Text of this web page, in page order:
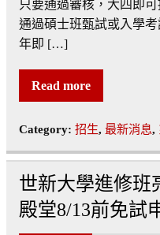
只要通過審核，大四即
通過碩士班甄試或入學
年即 […]
Read more
Category: 招生, 最新消息,
世新大學進修
殿堂8/13前免試